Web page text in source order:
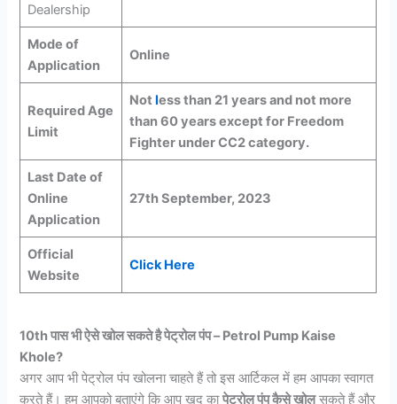
Dealership
Mode of
Application
Online
Required Age
Limit
Not less than 21 years and not more
than 60 years except for Freedom
Fighter under CC2 category.
Last Date of
Online
Application
27th September, 2023
Official
Website
Click Here
10th पास भी ऐसे खोल सकते है पेट्रोल पंप – Petrol Pump Kaise
Khole?
अगर आप भी पेट्रोल पंप खोलना चाहते हैं तो इस आर्टिकल में हम आपका स्वागत
करते हैं। हम आपको बताएंगे कि आप खुद कापेट्रोल पंप कैसे खोलसकते हैं और